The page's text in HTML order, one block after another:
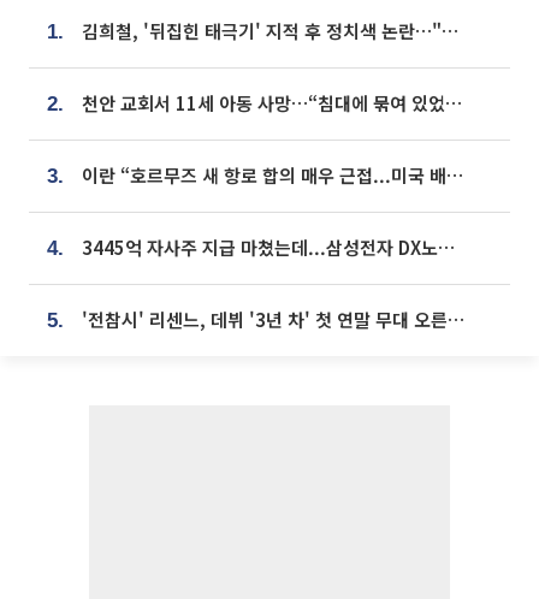
1. 김희철, '뒤집힌 태극기' 지적 후 정치색 논란…"좌우 떠나 우리나라 국기"
2. 천안 교회서 11세 아동 사망…“침대에 묶여 있었다” 진술 확보
3. 이란 “호르무즈 새 항로 합의 매우 근접...미국 배상 먼저”
4. 3445억 자사주 지급 마쳤는데...삼성전자 DX노조, 뒤늦은 '떼쓰기 집회'
5. '전참시' 리센느, 데뷔 '3년 차' 첫 연말 무대 오른다⋯"그동안 섭외 안 와"